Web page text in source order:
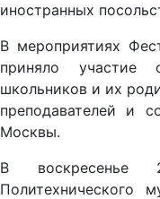
иностранных
В мероприятиях
приняло участие
школьников и их
преподавателей и
Москвы.
В воскресенье
Политехнического